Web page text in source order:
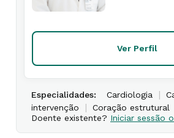
Ver Perfil
Especialidades: Cardiologia |
intervenção
|
Coração estrutural
Doente existente? Iniciar sessão